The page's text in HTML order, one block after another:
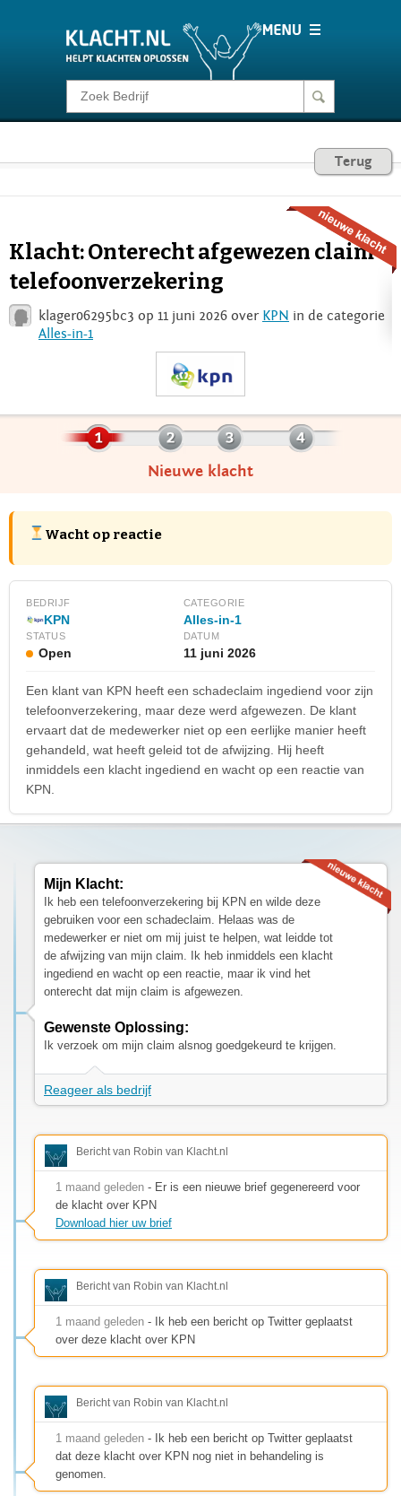
Klacht melden
Consumentenrecht
Voor Bedrijven
Login
Terug
Klacht: Onterecht afgewezen claim
telefoonverzekering
klager06295bc3 op 11 juni 2026 over KPN in de categorie
Alles-in-1
Nieuwe klacht
Wacht op reactie
BEDRIJF
KPN
CATEGORIE
Alles-in-1
STATUS
Open
DATUM
11 juni 2026
Een klant van KPN heeft een schadeclaim ingediend voor zijn
telefoonverzekering, maar deze werd afgewezen. De klant
ervaart dat de medewerker niet op een eerlijke manier heeft
gehandeld, wat heeft geleid tot de afwijzing. Hij heeft
inmiddels een klacht ingediend en wacht op een reactie van
KPN.
Mijn Klacht:
Ik heb een telefoonverzekering bij KPN en wilde deze
gebruiken voor een schadeclaim. Helaas was de
medewerker er niet om mij juist te helpen, wat leidde tot
de afwijzing van mijn claim. Ik heb inmiddels een klacht
ingediend en wacht op een reactie, maar ik vind het
onterecht dat mijn claim is afgewezen.
Gewenste Oplossing:
Ik verzoek om mijn claim alsnog goedgekeurd te krijgen.
Reageer als bedrijf
Bericht van Robin van Klacht.nl
1 maand geleden - Er is een nieuwe brief gegenereerd voor
de klacht over KPN
Download hier uw brief
Bericht van Robin van Klacht.nl
1 maand geleden - Ik heb een bericht op Twitter geplaatst
over deze klacht over KPN
Bericht van Robin van Klacht.nl
1 maand geleden - Ik heb een bericht op Twitter geplaatst
dat deze klacht over KPN nog niet in behandeling is
genomen.